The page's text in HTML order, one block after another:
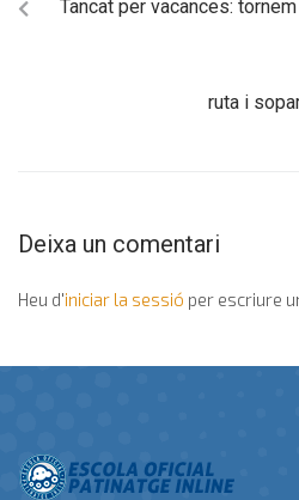
Tancat per vacances:
ruta i
Deixa un comentari
Heu d'iniciar la sessió per escriure